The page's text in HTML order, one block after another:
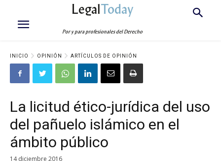
LegalToday
Por y para profesionales del Derecho
INICIO OPINIÓN ARTÍCULOS DE OPINIÓN
La licitud ético-jurídica del uso
del pañuelo islámico en el
ámbito público
14 diciembre 2016